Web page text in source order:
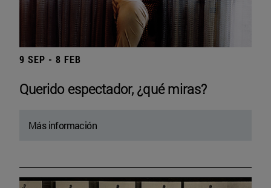
9 SEP - 8 FEB
Querido espectador, ¿qué miras?
Más información